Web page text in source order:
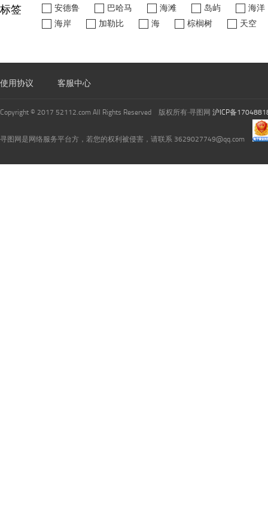
标签 安德鲁 巴哈马 海滩 岛屿
海洋
海岸
加勒比 海 棕榈树 天空
使用协议 客服中心
Copyright © 2017 52112.com All Rights Reserved 版权所有·寻图网 沪ICP备
寻图网是网络服务平台方，若您的权利被侵害，请联系 3629027749@qq.com